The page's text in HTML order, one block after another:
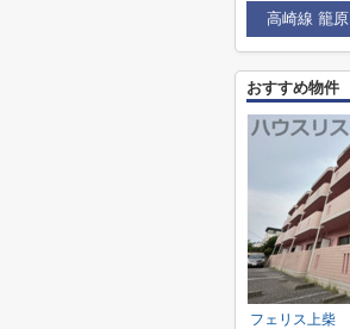
高崎線 籠原
おすすめ物件
フェリス上柴